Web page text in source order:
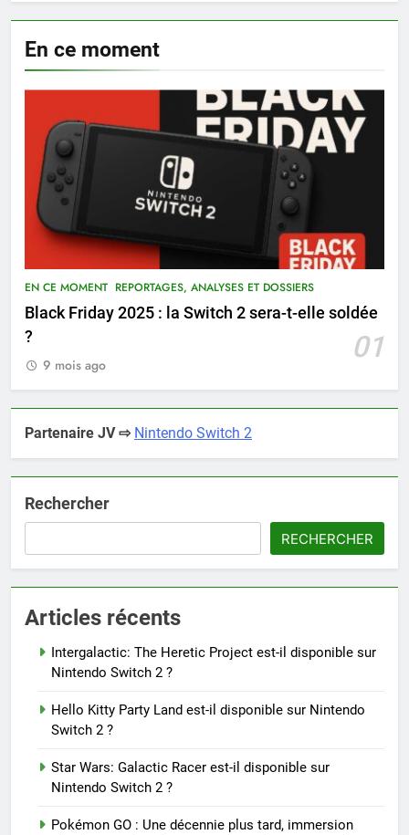
En ce moment
EN CE MOMENT REPORTAGES, ANALYSES ET DOSSIERS
Black Friday 2025 : la Switch 2 sera-t-elle soldée
?
01
9 mois ago
Partenaire JV ⇨ Nintendo Switch 2
Rechercher
RECHERCHER
Articles récents
Intergalactic: The Heretic Project est-il disponible sur
Nintendo Switch 2 ?
Hello Kitty Party Land est-il disponible sur Nintendo
Switch 2 ?
Star Wars: Galactic Racer est-il disponible sur
Nintendo Switch 2 ?
Pokémon GO : Une décennie plus tard, immersion